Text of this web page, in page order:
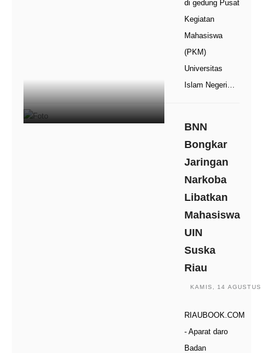
di gedung Pusat
Kegiatan
Mahasiswa
(PKM)
Universitas
Islam Negeri…
BNN
Bongkar
Jaringan
Narkoba
Libatkan
Mahasiswa
UIN
Suska
Riau
KAMIS, 14
RIAUBOOK.COM
- Aparat daro
Badan